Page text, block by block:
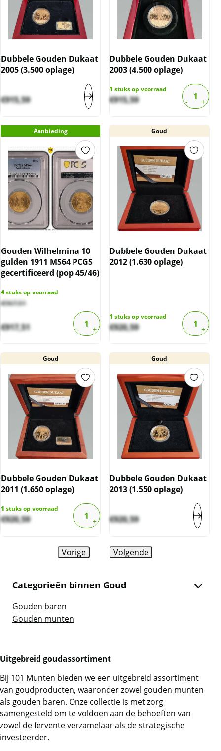
Dubbele Gouden Dukaat
2005 (3.500 oplage)
€915,59
Dubbele Gouden Dukaat
2003 (4.500 oplage)
1 stuks op voorraad
€915,59
Aanbieding
Gouden Wilhelmina 10
gulden 1911 MS64 PCGS
gecertificeerd (pop 45/46)
4stuks op voorraad
€967,51
€917,51
Goud
Dubbele Gouden Dukaat
2012 (1.630 oplage)
1 stuks op voorraad
€920,59
Goud
Dubbele Gouden Dukaat
2011 (1.650 oplage)
1 stuks op voorraad
€920,59
Goud
Dubbele Gouden Dukaat
2013 (1.550 oplage)
€920,59
Vorige Volgende
Categorieën binnen Goud
Gouden baren
Gouden munten
Uitgebreid goudassortiment
Bij 101 Munten bieden we een uitgebreid assortiment
van goudproducten, waaronder zowel gouden munten
als gouden baren. Onze collectie is met zorg
samengesteld om te voldoen aan de behoeften van
zowel de fervente verzamelaar als de strategische
investeerder.